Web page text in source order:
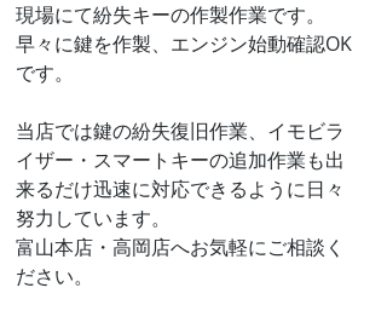
現場にて紛失キーの作製作業です。
早々に鍵を作製、エンジン始動確認OK
です。
当店では鍵の紛失復旧作業、イモビラ
イザー・スマートキーの追加作業も出
来るだけ迅速に対応できるように日々
努力しています。
富山本店・高岡店へお気軽にご相談く
ださい。